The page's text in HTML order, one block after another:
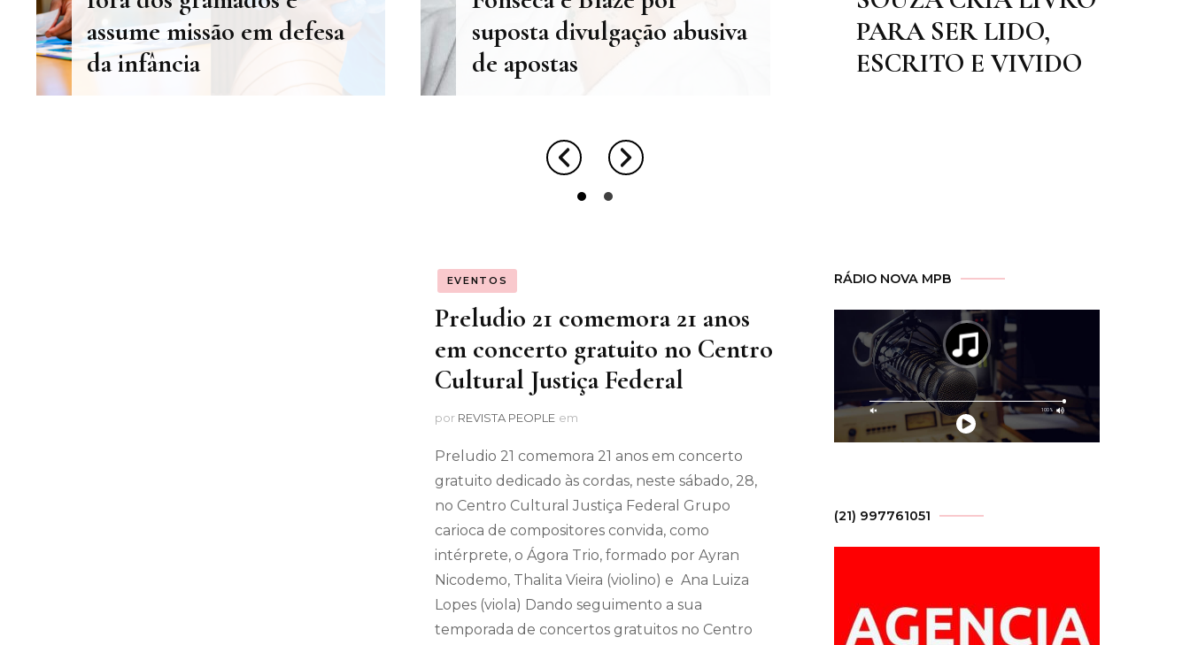
assume missão em defesa
da infância
suposta divulgação abusiva
de apostas
PARA SER LIDO,
ESCRITO E VIVIDO
EVENTOS
Preludio 21 comemora 21 anos
em concerto gratuito no Centro
Cultural Justiça Federal
por REVISTA PEOPLE em
Preludio 21 comemora 21 anos em concerto
gratuito dedicado às cordas, neste sábado, 28,
no Centro Cultural Justiça Federal Grupo
carioca de compositores convida, como
intérprete, o Ágora Trio, formado por Ayran
Nicodemo, Thalita Vieira (violino) e Ana Luiza
Lopes (viola) Dando seguimento a sua
temporada de concertos gratuitos no Centro
RÁDIO NOVA MPB
(21) 997761051